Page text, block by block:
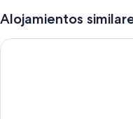
Consigna de equipaje,
Características de la habitación
Alojamientos
Hotel Route Inn Miyazaki